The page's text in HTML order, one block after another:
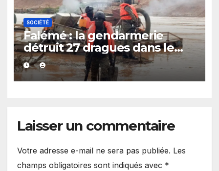
SOCIÉTÉ
Falémé : la gendarmerie
détruit 27 dragues dans le
cadre de la lutte contre
l’exploitation illégale
Laisser un commentaire
Votre adresse e-mail ne sera pas publiée. Les
champs obligatoires sont indiqués avec *